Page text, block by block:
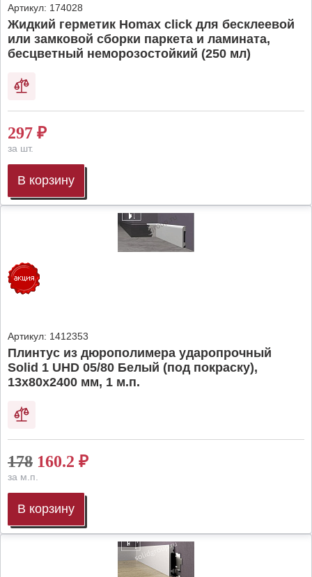
Артикул: 174028
Жидкий герметик Homax click для бесклеевой
или замковой сборки паркета и ламината,
бесцветный неморозостойкий (250 мл)
297 ₽
за шт.
В корзину
Артикул: 1412353
Плинтус из дюрополимера ударопрочный
Solid 1 UHD 05/80 Белый (под покраску),
13х80х2400 мм, 1 м.п.
178 160.2 ₽
за м.п.
В корзину